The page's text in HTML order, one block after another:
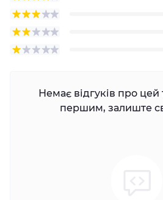
Немає відгуків про цей
першим, залиште